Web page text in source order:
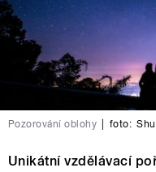
Pozorování oblohy foto:
Unikátní vzdělávací